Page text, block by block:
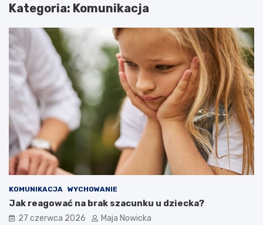
Kategoria: Komunikacja
KOMUNIKACJA WYCHOWANIE
Jak reagować na brak szacunku u dziecka?
27 czerwca 2026 Maja Nowicka